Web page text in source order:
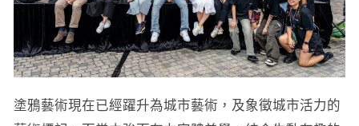
塗鴉藝術現在已經躍升為城市藝術，及象徵城市活力的